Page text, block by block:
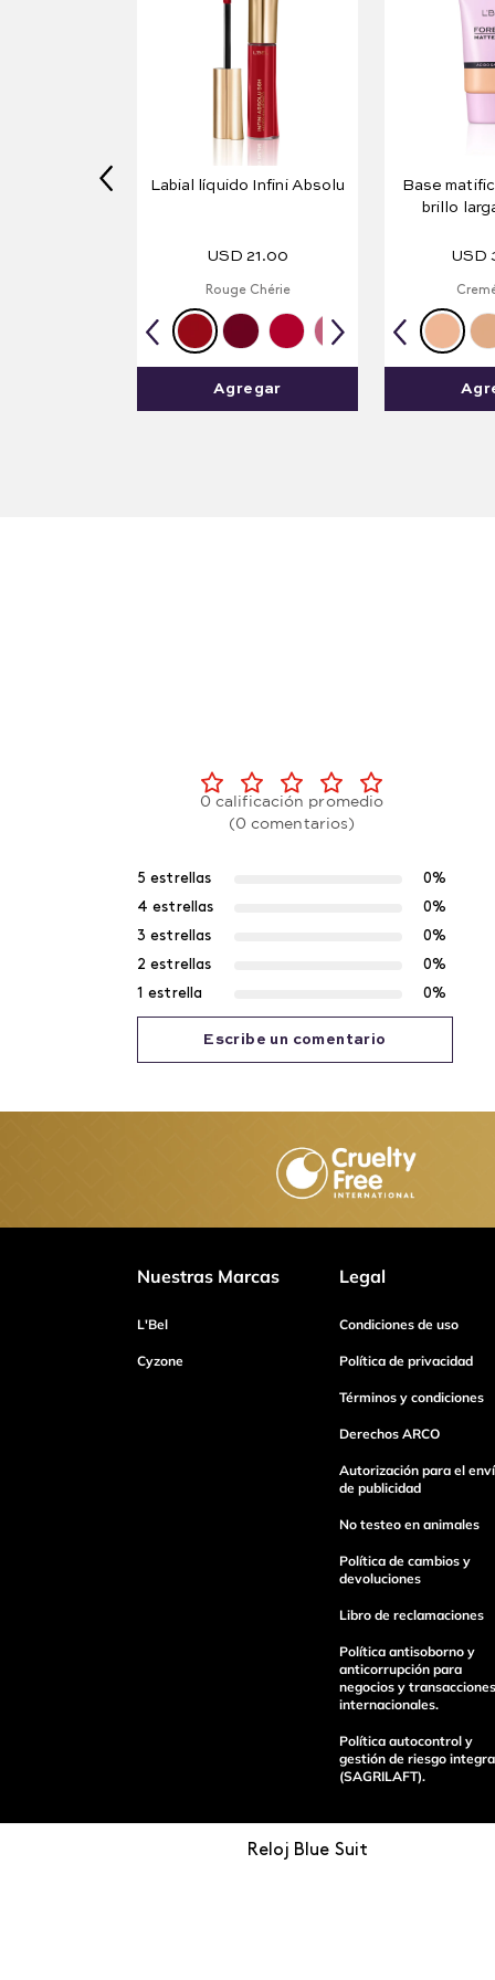
Reloj Blue Suit
Labial líquido Infini Absolu
USD 21 .00
Rouge Chérie
Agregar
Base
brillo
USD
0 calificación promedio
(0 comentarios)
5 estrellas
0%
4 estrellas
0%
3 estrellas
0%
2 estrellas
0%
1 estrella
0%
Escribe un comentario
Agregar comentario
Tu nombre
Enviar Comentario
Nuestras Marcas
L'Bel
Cyzone
Legal
Condiciones de uso
Política de privacidad
Términos y condiciones
Derechos ARCO
Autorización para el
de publicidad
No testeo en animales
Política de cambios y
devoluciones
Libro de reclamaciones
Política antisoborno y
anticorrupción para
negocios y transacciones
internacionales.
Política autocontrol y
gestión de riesgo
(SAGRILAFT).